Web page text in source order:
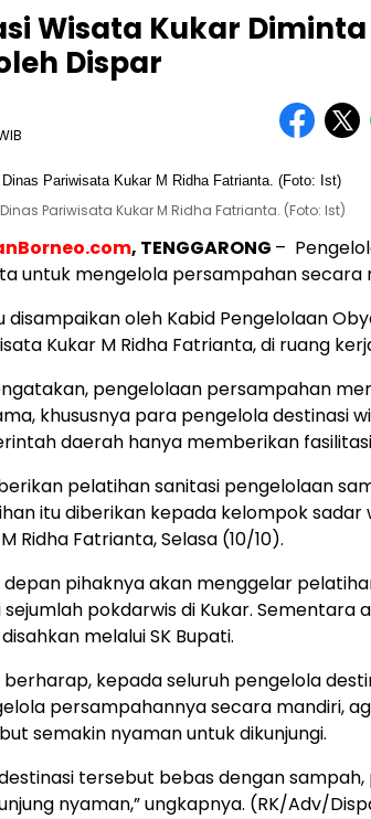
Wisata Kukar
Dispar
Pariwisata Kukar M Ridha Fatrianta. (Foto: Ist)
, TENGGARONG –
untuk mengelola persampahan secara
disampaikan oleh Kabid Pengelolaan
Kukar M Ridha Fatrianta, di ruang
pengelolaan persampahan
khususnya para pengelola destinasi
daerah hanya memberikan
pelatihan sanitasi pengelolaan
itu diberikan kepada kelompok sadar
Ridha Fatrianta, Selasa (10/10).
depan pihaknya akan menggelar
sejumlah pokdarwis di Kukar. Sementara
melalui SK Bupati.
berharap, kepada seluruh pengelola
persampahannya secara mandiri,
semakin nyaman untuk dikunjungi.
tersebut bebas dengan
nyaman,” ungkapnya. (RK/Adv/